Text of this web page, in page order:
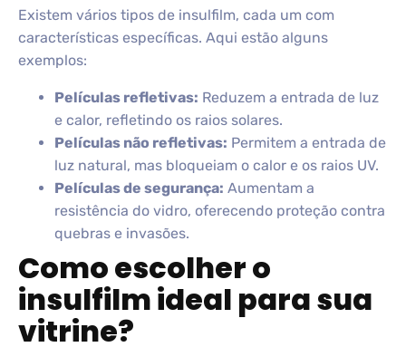
Existem vários tipos de insulfilm, cada um com
características específicas. Aqui estão alguns
exemplos:
Películas refletivas: Reduzem a entrada de luz
e calor, refletindo os raios solares.
Películas não refletivas: Permitem a entrada de
luz natural, mas bloqueiam o calor e os raios UV.
Películas de segurança: Aumentam a
resistência do vidro, oferecendo proteção contra
quebras e invasões.
Como escolher o
insulfilm ideal para sua
vitrine?